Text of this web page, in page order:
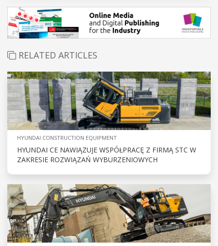
RELATED ARTICLES
HYUNDAI CONSTRUCTION EQUIPMENT
HYUNDAI CE NAWIĄZUJE WSPÓŁPRACĘ Z FIRMĄ STC W
ZAKRESIE ROZWIĄZAŃ WYBURZENIOWYCH